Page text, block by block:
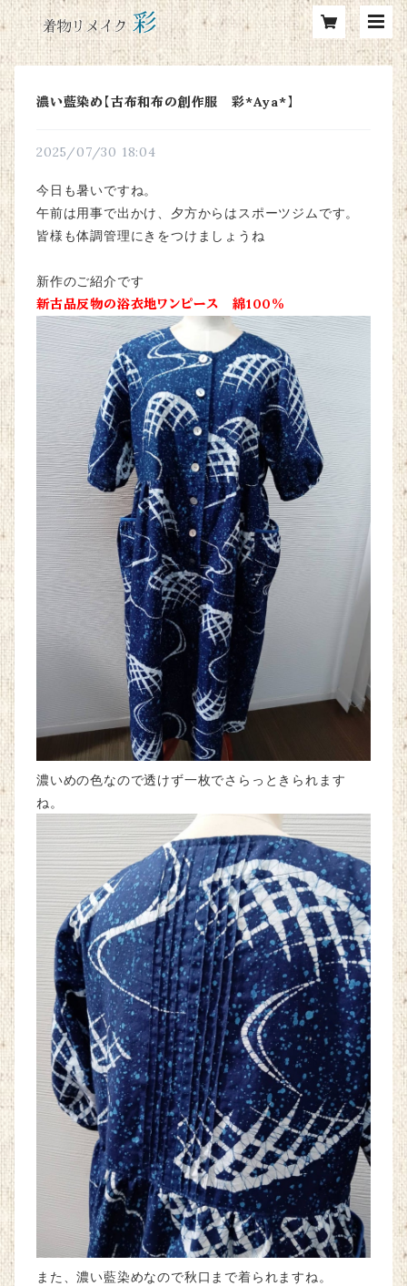
濃い藍染め【古布和布の創作服 彩*Aya*】
2025/07/30 18:04
今日も暑いですね。
午前は用事で出かけ、夕方からはスポーツジムです。
皆様も体調管理にきをつけましょうね
新作のご紹介です
新古品反物の浴衣地ワンピース 綿100％
濃いめの色なので透けず一枚でさらっときられます
ね。
また、濃い藍染めなので秋口まで着られますね。